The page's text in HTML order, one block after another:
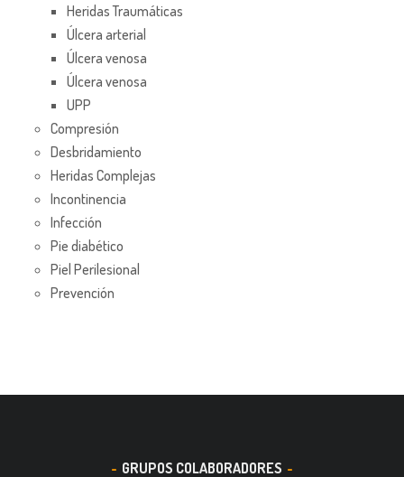
Heridas Traumáticas
Úlcera arterial
Úlcera venosa
Úlcera venosa
UPP
Compresión
Desbridamiento
Heridas Complejas
Incontinencia
Infección
Pie diabético
Piel Perilesional
Prevención
GRUPOS COLABORADORES